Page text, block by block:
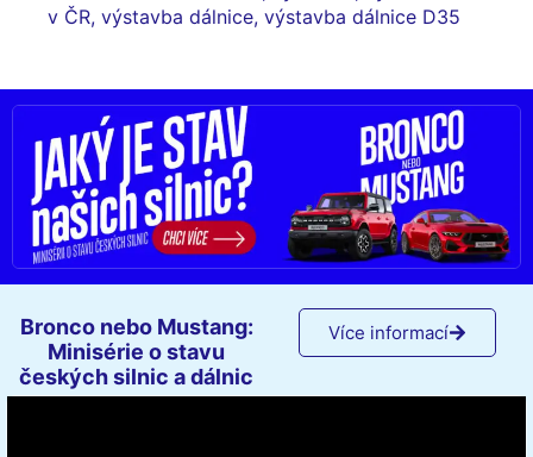
v ČR, výstavba dálnice, výstavba dálnice D35
Bronco nebo Mustang:
Minisérie o stavu
českých silnic a dálnic
Více informací